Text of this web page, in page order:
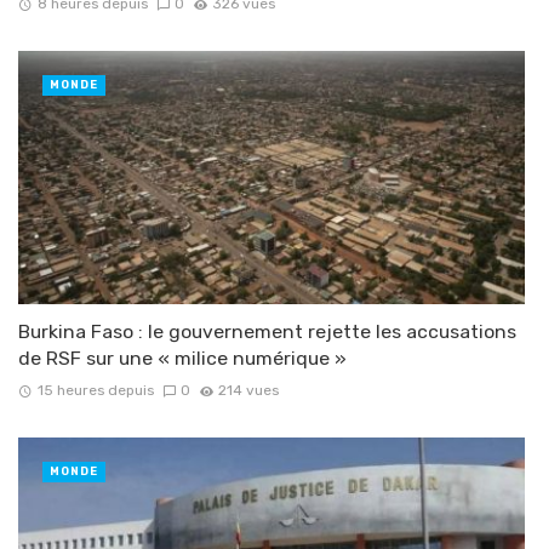
8 heures depuis 0 326 vues
Burkina Faso : le gouvernement rejette les accusations
de RSF sur une « milice numérique »
15 heures depuis 0 214 vues
MONDE
MONDE